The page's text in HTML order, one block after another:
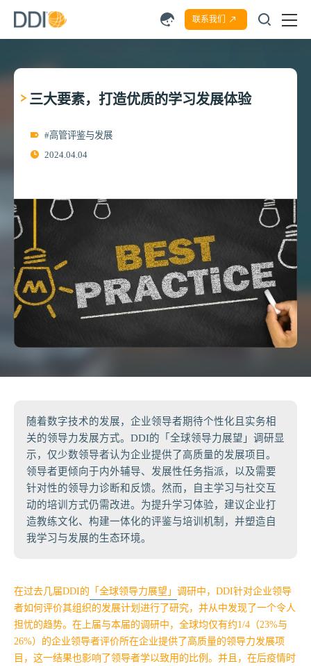
联系我们
三大要素，打造优质的学习发展体验
#高管评鉴与发展
2024.04.04
随着数字技术的发展，企业领导者期待个性化且实务相
关的领导力发展方式。DDI的「全球领导力展望」调研显
示，仅少数领导者认为企业提供了高质量的发展项目。
领导者更倾向于内外辅导、发展性任务指派，以及需要
针对性的领导力诊断和反馈。然而，自主学习与社交互
动的培训方式仍需改进。为提升学习体验，建议企业打
造教练文化、构建一体化的评鉴与培训机制，并塑造自
我学习与发展的生态环境。
在过去几届DDI的 「全球领导力展望」 调研中，DDI针对企业领导
者如何评价其组织的发展计划进行了研究，并从中发现了一个令人
担忧的趋势。 在上届与本届的调研中， 全球均仅有约1/4 （23%与
26%）的企业领导者评价所在企业提供了高质量的领导力发展项
目 ，这一结果也影响了领导者学以致用的比例。 并且，在后疫情时